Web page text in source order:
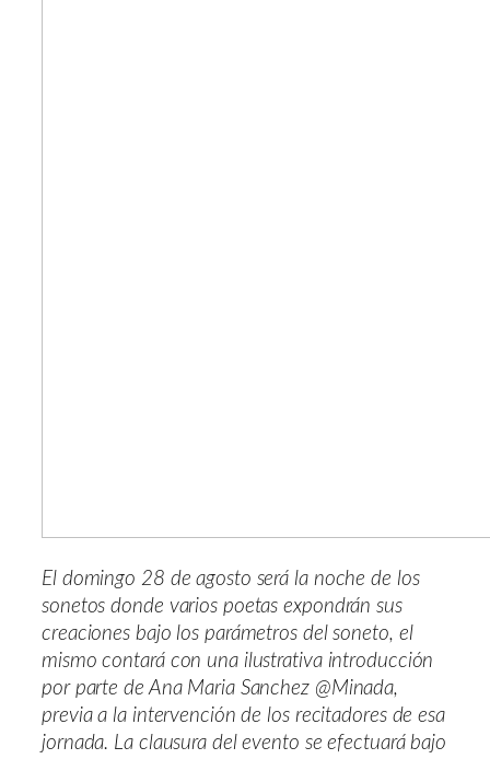
El domingo 28 de agosto será la noche de los
sonetos donde varios poetas expondrán sus
creaciones bajo los parámetros del soneto, el
mismo contará con una ilustrativa introducción
por parte de Ana Maria Sanchez @Minada,
previa a la intervención de los recitadores de esa
jornada. La clausura del evento se efectuará bajo